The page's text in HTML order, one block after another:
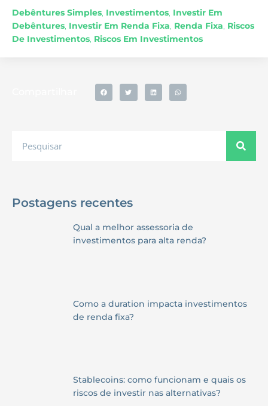
Debêntures Simples, Investimentos, Investir Em
Debêntures, Investir Em Renda Fixa, Renda Fixa, Riscos
De Investimentos, Riscos Em Investimentos
Postagens recentes
Qual a melhor assessoria de
investimentos para alta renda?
Como a duration impacta investimentos
de renda fixa?
Stablecoins: como funcionam e quais os
riscos de investir nas alternativas?